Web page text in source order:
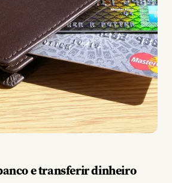
e transferir dinheiro